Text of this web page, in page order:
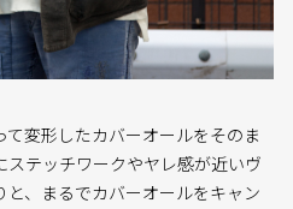
変形したカバーオールをそのま
ステッチワークやヤレ感が近いヴ
、まるでカバーオールをキャン